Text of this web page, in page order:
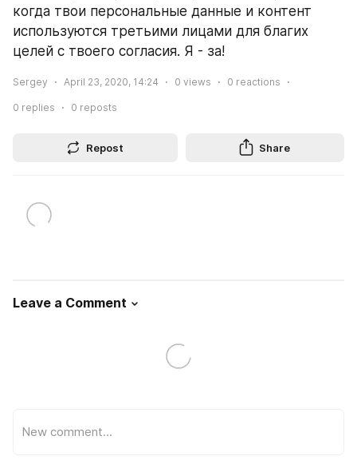
когда твои персональные данные и контент
используются третьими лицами для благих
целей с твоего согласия. Я - за!
Sergey April 23, 2020, 14:24 0 views 0 reactions
0 replies 0 reposts
Repost Share
Leave a Comment